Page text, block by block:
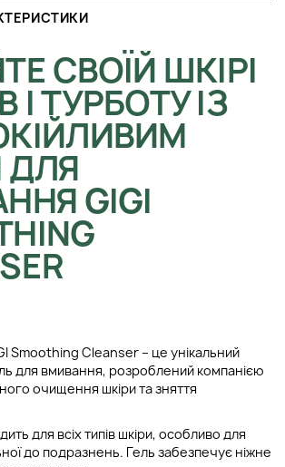
СВОЇЙ ШКІРІ
ТУРБОТУ ІЗ
ДЛЯ
GIGI
Smoothing Cleanser – це унікальний
для вмивання, розроблений компанією
очищення шкіри та зняття
для всіх типів шкіри, особливо для
до подразнень. Гель забезпечує ніжне